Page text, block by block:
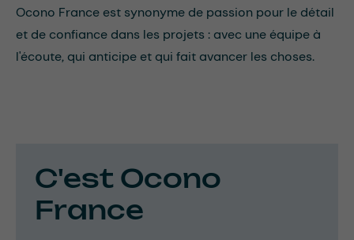
Ocono France est synonyme de passion pour le détail
et de confiance dans les projets : avec une équipe à
l'écoute, qui anticipe et qui fait avancer les choses.
C'est Ocono
France